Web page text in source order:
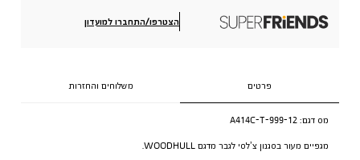
הצטרפו/התחברו למועדון
פרטים משלוחים והחזרות
מס דגם: A414C-T-999-12
מגפיים מעור בסגנון צ’לסי לגבר מדגם WOODHULL.